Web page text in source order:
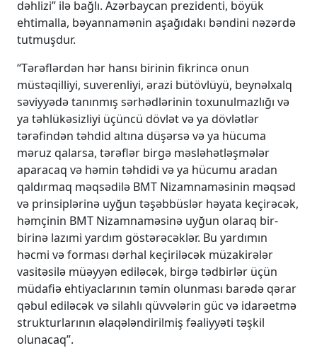
dəhlizi” ilə bağlı. Azərbaycan prezidenti, böyük
ehtimalla, bəyannamənin aşağıdakı bəndini nəzərdə
tutmuşdur.
“Tərəflərdən hər hansı birinin fikrincə onun
müstəqilliyi, suverenliyi, ərazi bütövlüyü, beynəlxalq
səviyyədə tanınmış sərhədlərinin toxunulmazlığı və
ya təhlükəsizliyi üçüncü dövlət və ya dövlətlər
tərəfindən təhdid altına düşərsə və ya hücuma
məruz qalarsa, tərəflər birgə məsləhətləşmələr
aparacaq və həmin təhdidi və ya hücumu aradan
qaldırmaq məqsədilə BMT Nizamnaməsinin məqsəd
və prinsiplərinə uyğun təşəbbüslər həyata keçirəcək,
həmçinin BMT Nizamnaməsinə uyğun olaraq bir-
birinə lazımi yardım göstərəcəklər. Bu yardımın
həcmi və forması dərhal keçiriləcək müzakirələr
vasitəsilə müəyyən ediləcək, birgə tədbirlər üçün
müdafiə ehtiyaclarının təmin olunması barədə qərar
qəbul ediləcək və silahlı qüvvələrin güc və idarəetmə
strukturlarının əlaqələndirilmiş fəaliyyəti təşkil
olunacaq”.